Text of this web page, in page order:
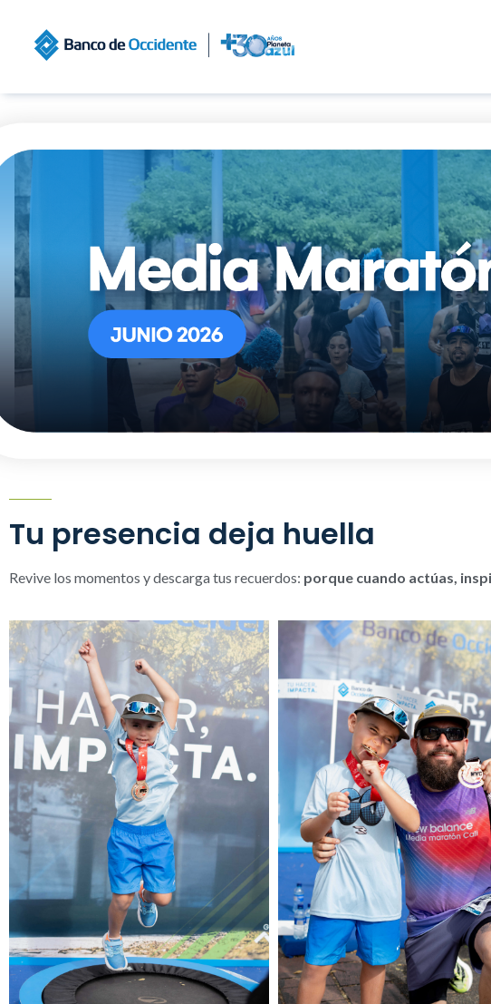
Tu presencia deja huella
Revive los momentos y descarga tus recuerdos: porque cuando actúas,